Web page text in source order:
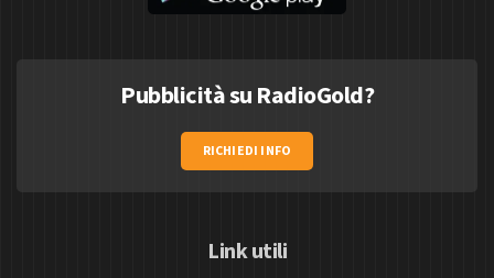
Pubblicità su RadioGold?
RICHIEDI INFO
Link utili